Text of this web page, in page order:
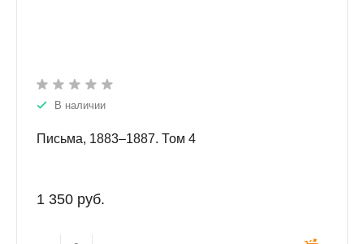
В наличии
Письма, 1883–1887. Том 4
1 350 руб.